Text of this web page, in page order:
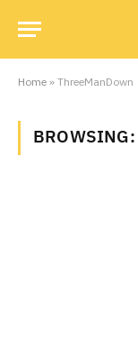
Home»ThreeManDown
BROWSING: